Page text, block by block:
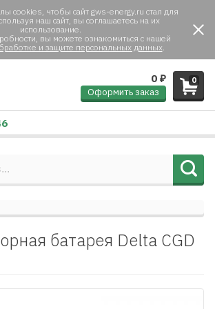
cookies, чтобы сайт gws-energy.ru стал для
наш сайт, вы соглашаетесь на их
использование.
вы можете ознакомиться с нашей
и защите персональных данных.
0
0 ₽
Оформить заказ
батарея Delta CGD